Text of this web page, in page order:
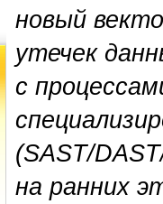
новый
утечек
с
(SAST/
на ранних